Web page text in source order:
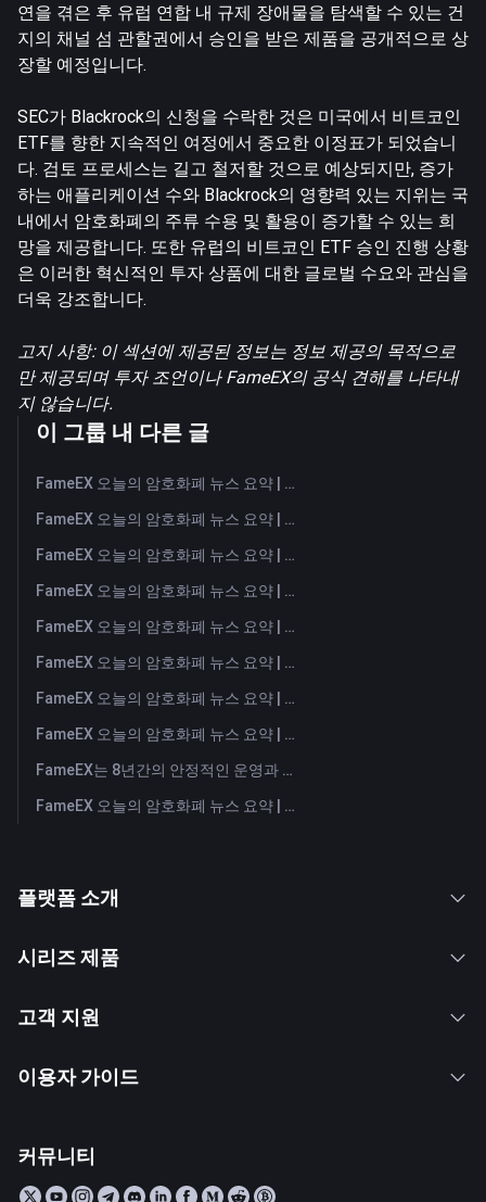
연을 겪은 후 유럽 연합 내 규제 장애물을 탐색할 수 있는 건
지의 채널 섬 관할권에서 승인을 받은 제품을 공개적으로 상
장할 예정입니다.
SEC가 Blackrock의 신청을 수락한 것은 미국에서 비트코인
ETF를 향한 지속적인 여정에서 중요한 이정표가 되었습니
다. 검토 프로세스는 길고 철저할 것으로 예상되지만, 증가
하는 애플리케이션 수와 Blackrock의 영향력 있는 지위는 국
내에서 암호화폐의 주류 수용 및 활용이 증가할 수 있는 희
망을 제공합니다. 또한 유럽의 비트코인 ETF 승인 진행 상황
은 이러한 혁신적인 투자 상품에 대한 글로벌 수요와 관심을
더욱 강조합니다.
고지 사항: 이 섹션에 제공된 정보는 정보 제공의 목적으로
만 제공되며 투자 조언이나 FameEX의 공식 견해를 나타내
지 않습니다.
이 그룹 내 다른 글
FameEX 오늘의 암호화폐 뉴스 요약 | 2026년 8월 7일
FameEX 오늘의 암호화폐 뉴스 요약 | 2026년 8월 6일
FameEX 오늘의 암호화폐 뉴스 요약 | 2026년 8월 5일
FameEX 오늘의 암호화폐 뉴스 요약 | 2026년 8월 4일
FameEX 오늘의 암호화폐 뉴스 요약 | 2026년 8월 3일
FameEX 오늘의 암호화폐 뉴스 요약 | 2026년 7월 31일
FameEX 오늘의 암호화폐 뉴스 요약 | 2026년 7월 30일
FameEX 오늘의 암호화폐 뉴스 요약 | 2026년 7월 29일
FameEX는 8년간의 안정적인 운영과 글로벌 성장을 통해 사용자 신뢰를 더욱 강화했습니다
FameEX 오늘의 암호화폐 뉴스 요약 | 2026년 7월 28일
플랫폼 소개
시리즈 제품
고객 지원
이용자 가이드
커뮤니티